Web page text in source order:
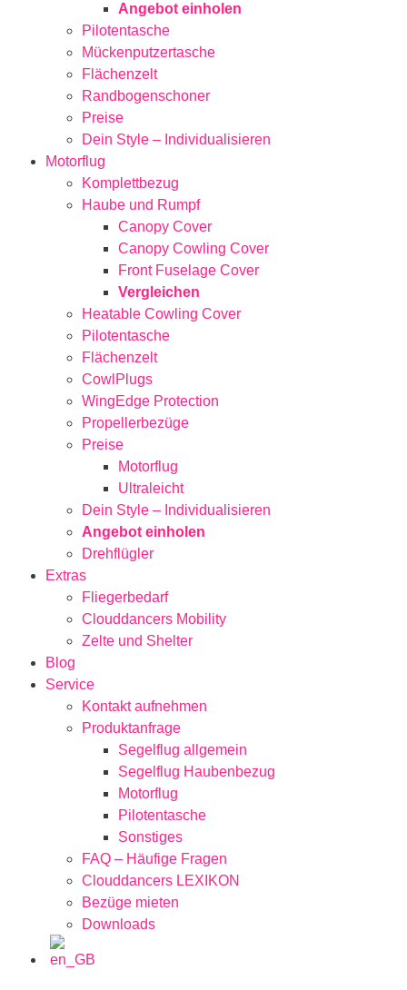
Angebot einholen
Pilotentasche
Mückenputzertasche
Flächenzelt
Randbogenschoner
Preise
Dein Style – Individualisieren
Motorflug
Komplettbezug
Haube und Rumpf
Canopy Cover
Canopy Cowling Cover
Front Fuselage Cover
Vergleichen
Heatable Cowling Cover
Pilotentasche
Flächenzelt
CowlPlugs
WingEdge Protection
Propellerbezüge
Preise
Motorflug
Ultraleicht
Dein Style – Individualisieren
Angebot einholen
Drehflügler
Extras
Fliegerbedarf
Clouddancers Mobility
Zelte und Shelter
Blog
Service
Kontakt aufnehmen
Produktanfrage
Segelflug allgemein
Segelflug Haubenbezug
Motorflug
Pilotentasche
Sonstiges
FAQ – Häufige Fragen
Clouddancers LEXIKON
Bezüge mieten
Downloads